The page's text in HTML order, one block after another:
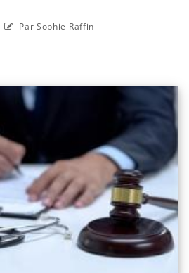
Par Sophie Raffin